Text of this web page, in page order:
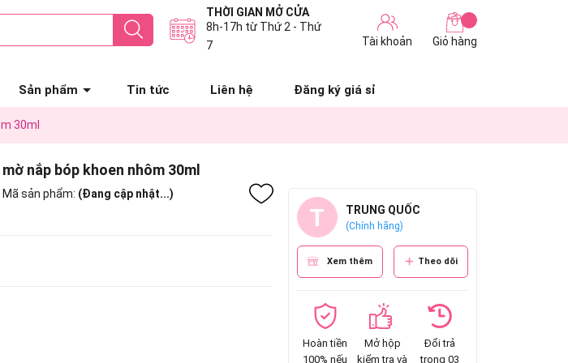
THỜI GIAN MỞ CỬA
8h-17h từ Thứ 2 - Thứ
7
Tài khoản Giỏ hàng
Sản phẩm Tin tức Liên hệ Đăng ký giá sỉ
30ml
nắp bóp khoen nhôm 30ml
Mã sản phẩm: (Đang cập nhật...)
T TRUNG QUỐC
(Chính hãng)
Xem thêm Theo dõi
Hoàn tiền
100% nếu
Mở hộp
kiểm tra và
Đổi trả
trong 03